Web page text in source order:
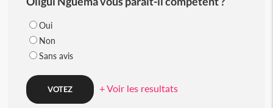
Oui
Non
Sans avis
+ Voir les resultats